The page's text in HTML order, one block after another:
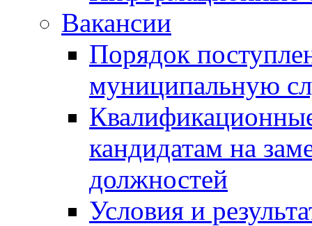
Вакансии
Порядок
муниципальную
кандидатам на
должностей
Условия и